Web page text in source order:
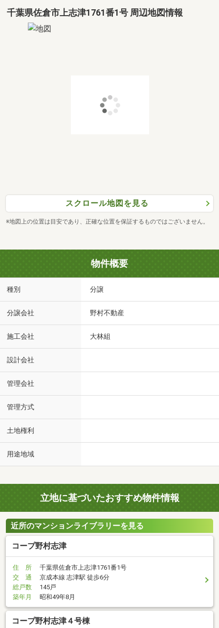
千葉県佐倉市上志津1761番1号 周辺地図情報
スクロール地図を見る
※地図上の位置は目安であり、正確な位置を保証するものではございません。
物件概要
種別 分譲
分譲会社 野村不動産
施工会社 大林組
設計会社
管理会社
管理方式
土地権利
用途地域
立地に基づいたおすすめ物件情報
近所のマンションライブラリーを見る
コープ野村志津
住 所
千葉県佐倉市上志津1761番1号
交 通
京成本線 志津駅 徒歩6分
総戸数
145戸
築年月
昭和49年8月
コープ野村志津４号棟